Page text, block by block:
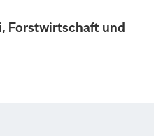
Forstwirtschaft und